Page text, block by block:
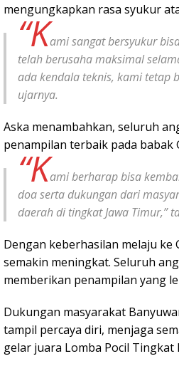
mengungkapkan rasa syukur
“Kami sangat bersyukur
telah berusaha maksimal
ada kendala teknis, kami tetap
ujarnya.
Aska menambahkan, seluruh
penampilan terbaik pada babak
“Kami berharap bisa
doa serta dukungan dari
daerah di tingkat Jawa Timur,”
Dengan keberhasilan melaju ke
semakin meningkat. Seluruh
memberikan penampilan yang
Dukungan masyarakat
tampil percaya diri, menjaga
gelar juara Lomba Pocil Tingkat